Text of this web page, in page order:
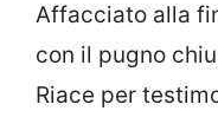
Affacciato alla
con il pugno
Riace per